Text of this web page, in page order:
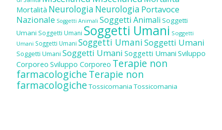
Mortalità Neurologia Neurologia Portavoce
Nazionale Soggetti Animali Soggetti Animali Soggetti
Umani Soggetti Umani Soggetti Umani Soggetti
Umani Soggetti Umani Soggetti UmaniSoggetti Umani
Soggetti Umani Soggetti Umani Soggetti Umani Sviluppo
Corporeo Sviluppo Corporeo Terapie non
farmacologicheTerapie non
farmacologiche Tossicomania Tossicomania